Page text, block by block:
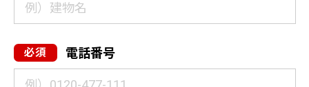
電話番号